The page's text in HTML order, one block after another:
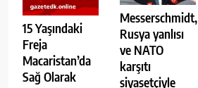
15 Yaşındaki
Freja
Macaristan’da
Sağ Olarak
Messerschmidt,
Rusya yanlısı
ve NATO
karşıtı
siyasetçiyle